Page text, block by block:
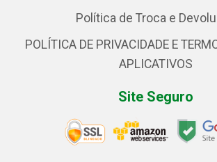
Política de Troca e
POLÍTICA DE PRIVACIDADE E
APLICATIVOS
Site Seguro